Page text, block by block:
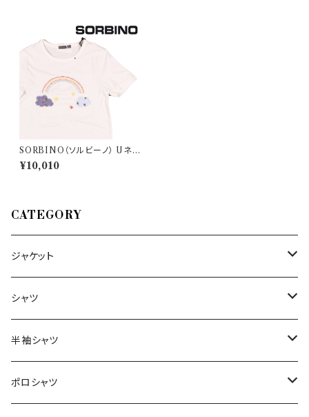
SORBINO（ソルビーノ） Uネッ
ク半袖Tシャツ ME8123SN 2
0893
¥10,010
CATEGORY
ジャケット
～44/S
46/M
48/L
シャツ
～44/S
46/M
半袖シャツ
～44/S
ポロシャツ